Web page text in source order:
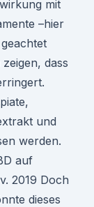
mit
–hier
dass
und
werden.
auf
2019 Doch
dieses